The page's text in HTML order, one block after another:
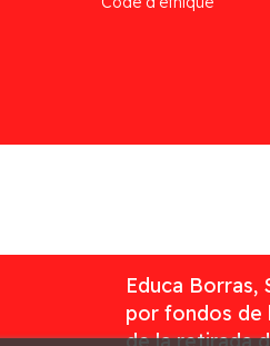
Educa Borras,
por fondos de